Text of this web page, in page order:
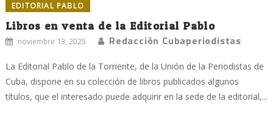
EDITORIAL PABLO
Libros en venta de la Editorial Pablo
noviembre 13, 2025 Redacción Cubaperiodistas
La Editorial Pablo de la Torriente, de la Unión de la Periodistas de
Cuba, dispone en su colección de libros publicados algunos
títulos, que el interesado puede adquirir en la sede de la editorial,...